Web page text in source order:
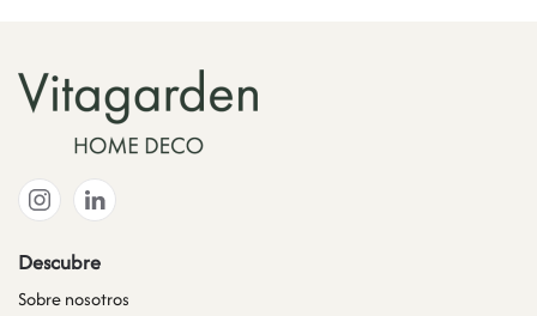
Descubre
Sobre nosotros